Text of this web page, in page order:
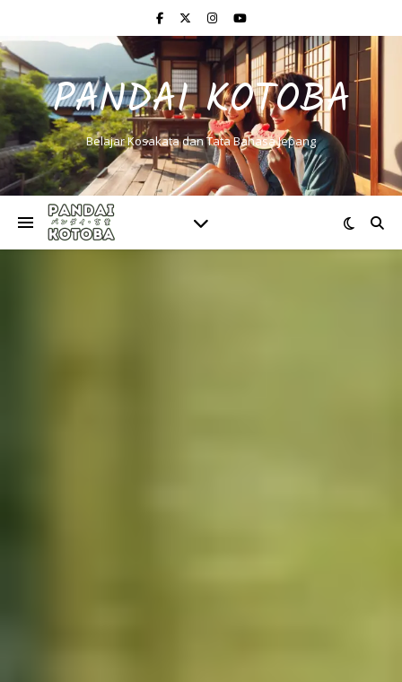
PANDAI KOTOBA
Belajar Kosakata dan Tata Bahasa Jepang